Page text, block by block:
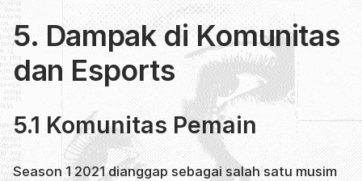
5. Dampak di Komunitas
dan Esports
5.1 Komunitas Pemain
Season 1 2021 dianggap sebagai salah satu musim